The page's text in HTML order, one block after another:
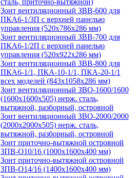
сталь, приточно-вытяжной)
Зонт вентиляционный ЗВВ-600 для
ПКА6-1/3П с верхней панелью
управления (520х786х286 мм)
Зонт вентиляционный ЗВВ-700 для
ПКА6-1/2П с верхней панелью
управления (520х922х286 мм)
Зонт вентиляционный ЗВВ-800 для
ПКА6-1/1, ПКА-10-1/1, ПКА-20-1/1
всех моделей (843х1058х286 мм)
Зонт вентиляционный ЗВО-1600/1600
(1600х1600х505) нерж. сталь,
вытяжной, разборный, островной
Зонт вентиляционный ЗВО-2000/2000
(2000х2000х505) нерж. сталь,
вытяжной, разборный, островной
Зонт приточно-вытяжной островной
ЗПВ-О10/16 (1000х1600х400 мм)
Зонт приточно-вытяжной островной
ЗПВ-О14/16 (1400х1600х400 мм)